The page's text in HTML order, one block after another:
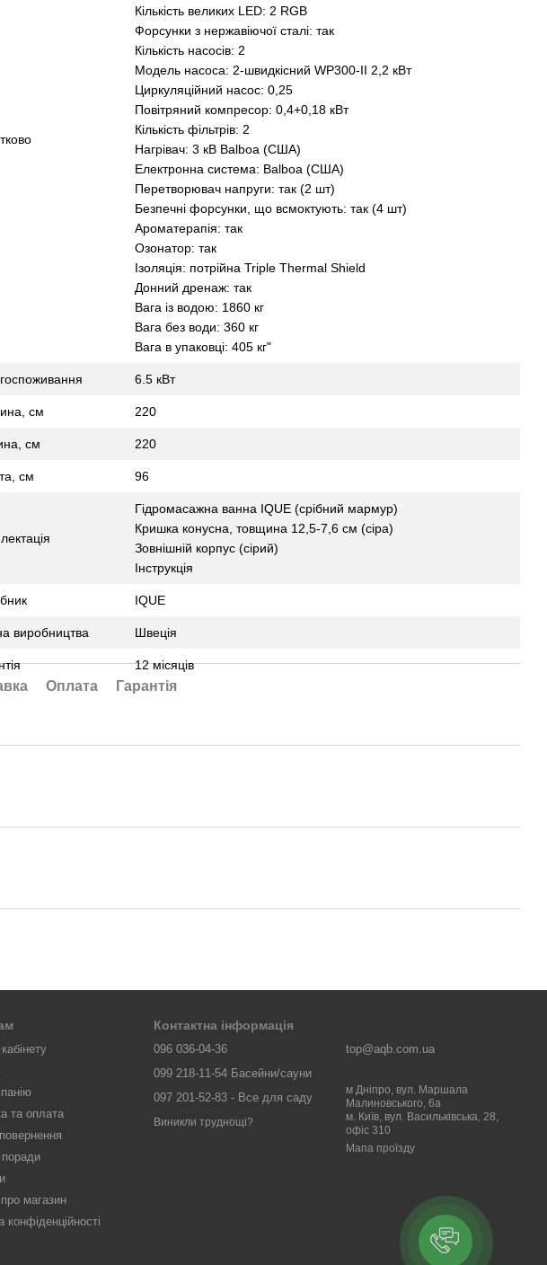
Кількість великих LED: 2 RGB
Форсунки з нержавіючої сталі: так
Кількість насосів: 2
Модель насоса: 2-швидкісний WP300-II 2,2 кВт
Циркуляційний насос: 0,25
Повітряний компресор: 0,4+0,18 кВт
Кількість фільтрів: 2
Нагрівач: 3 кВ Balboa (США)
Електронна система: Balboa (США)
Перетворювач напруги: так (2 шт)
Безпечні форсунки, що всмоктують: так (4 шт)
Ароматерапія: так
Озонатор: так
Ізоляція: потрійна Triple Thermal Shield
Донний дренаж: так
Вага із водою: 1860 кг
Вага без води: 360 кг
Вага в упаковці: 405 кг"
6.5 кВт
см 220
см 220
см 96
Гідромасажна ванна IQUE (срібний мармур)
Кришка конусна, товщина 12,5-7,6 см (сіра)
Зовнішній корпус (сірий)
Інструкція
IQUE
виробництва Швеція
12 місяців
Оплата Гарантія
та оплата
поради
про магазин
конфіденційності
Контактна інформація
096 036-04-36
099 218-11-54 Басейни/сауни
097 201-52-83 - Все для саду
Виникли труднощі?
top@aqb.com.ua
м Дніпро, вул. Маршала
Малиновського, 6а
м. Київ, вул. Васильківська, 28,
офіс 310
Мапа проїзду